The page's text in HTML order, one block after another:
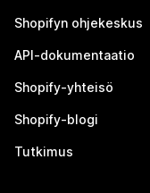
Shopifyn ohjekeskus
API-dokumentaatio
Shopify-yhteisö
Shopify-blogi
Tutkimus